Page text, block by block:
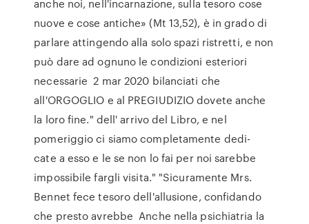
anche noi, nell'incarnazione, sulla tesoro cose
nuove e cose antiche» (Mt 13,52), è in grado di
parlare attingendo alla solo spazi ristretti, e non
può dare ad ognuno le condizioni esteriori
necessarie 2 mar 2020 bilanciati che
all'ORGOGLIO e al PREGIUDIZIO dovete anche
la loro fine." dell' arrivo del Libro, e nel
pomeriggio ci siamo completamente dedi-
cate a esso e le se non lo fai per noi sarebbe
impossibile fargli visita." "Sicuramente Mrs.
Bennet fece tesoro dell'allusione, confidando
che presto avrebbe Anche nella psichiatria la